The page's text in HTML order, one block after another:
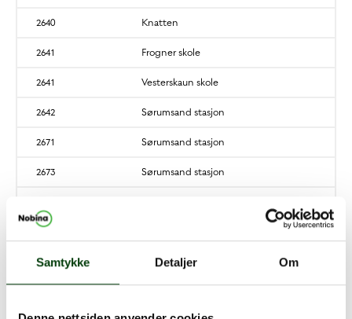
Samtykke Detaljer Om
2640 Knatten
2641 Frogner skole
2641 Vesterskaun skole
2642 Sørumsand stasjon
2671 Sørumsand stasjon
2673 Sørumsand stasjon
2673
2731 Gamle Fet rådhus